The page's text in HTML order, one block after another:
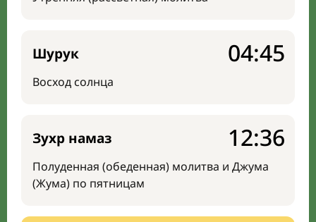
Шурук
Восход солнца
04:45
Зухр намаз
Полуденная (обеденная) молитва и Джума
(Жума) по пятницам
12:36